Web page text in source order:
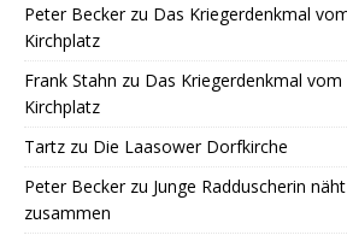
Peter Beckerzu Das Kriegerdenkmal
Kirchplatz
Frank Stahn zu Das Kriegerdenkmal
Kirchplatz
Tartz zu Die Laasower Dorfkirche
Peter Beckerzu Junge Radduscherin
zusammen